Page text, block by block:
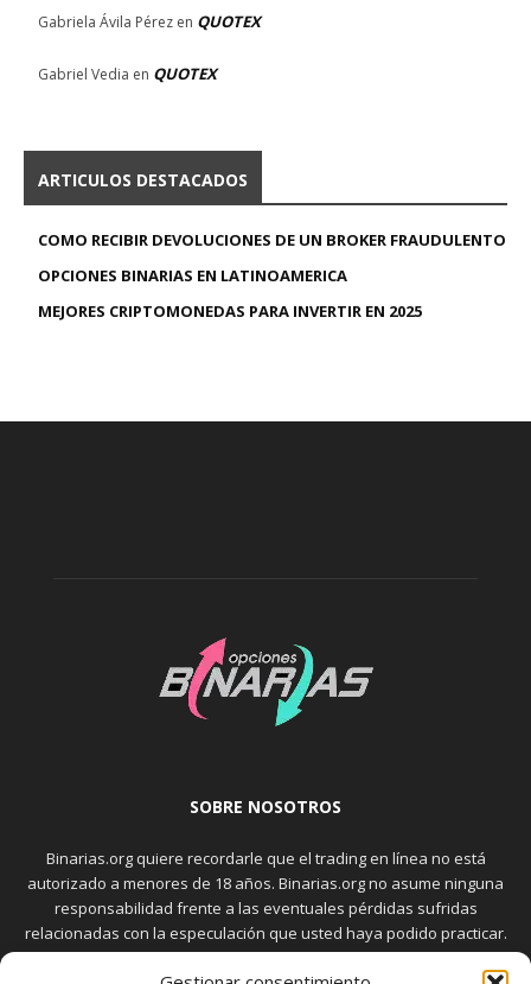
Gabriela Ávila Pérez en QUOTEX
Gabriel Vedia en QUOTEX
ARTICULOS DESTACADOS
COMO RECIBIR DEVOLUCIONES DE UN BROKER FRAUDULENTO
OPCIONES BINARIAS EN LATINOAMERICA
MEJORES CRIPTOMONEDAS PARA INVERTIR EN 2025
SOBRE NOSOTROS
Binarias.org quiere recordarle que el trading en línea no está
autorizado a menores de 18 años. Binarias.org no asume ninguna
responsabilidad frente a las eventuales pérdidas sufridas
relacionadas con la especulación que usted haya podido practicar.
El trading en el mercado de opciones binarias implica riesgos